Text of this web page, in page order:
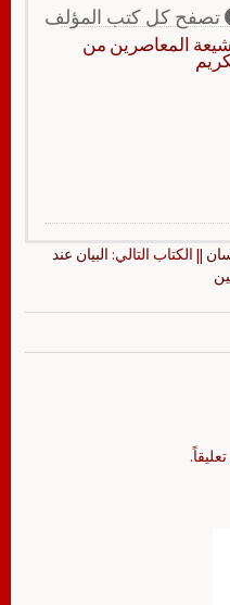
تصفح كل كتب المؤلف
المعاصرين من
|| الكتاب التالي: البيان عند